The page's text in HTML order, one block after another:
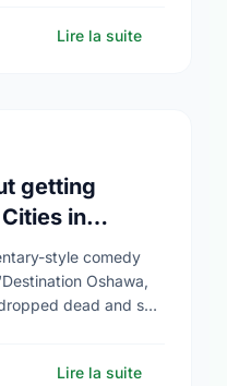
Lire la suite
getting
in
style comedy
Oshawa,
dead and she
Lire la suite